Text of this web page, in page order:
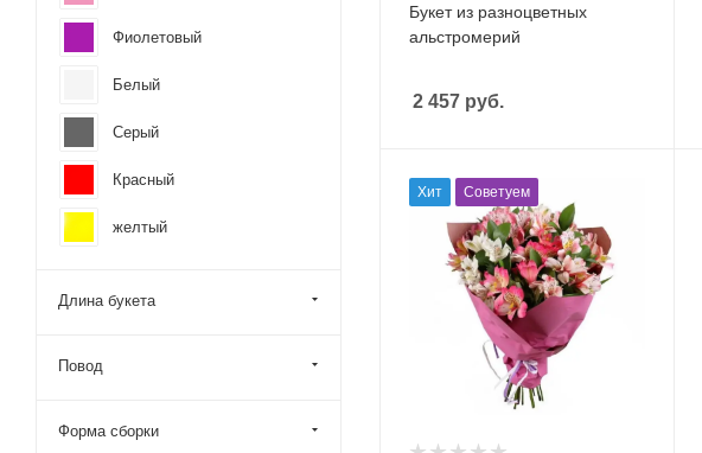
Букет из разноцветных
альстромерий
2 457 руб.
Хит Советуем
Фиолетовый
Белый
Серый
Красный
желтый
Длина букета
Повод
Форма сборки